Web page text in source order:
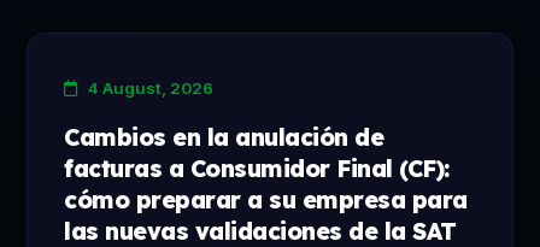
4 August, 2026
Cambios en la anulación de
facturas a Consumidor Final (CF):
cómo preparar a su empresa para
las nuevas validaciones de la SAT